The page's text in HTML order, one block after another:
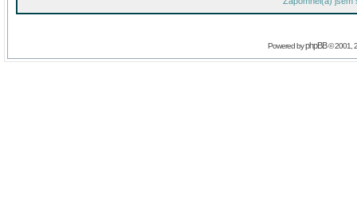
Powered byphpBB© 2001,